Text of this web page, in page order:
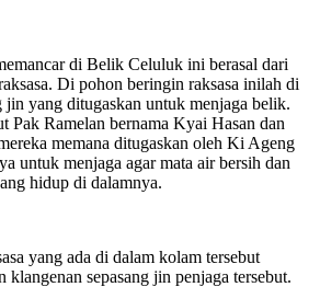
di Belik Celuluk ini berasal dari
Di pohon beringin raksasa inilah di
jin yang ditugaskan untuk menjaga belik.
Pak Ramelan bernama Kyai Hasan dan
memana ditugaskan oleh Ki Ageng
untuk menjaga agar mata air bersih dan
hidup di dalamnya.
yang ada di dalam kolam tersebut
klangenan sepasang jin penjaga tersebut.